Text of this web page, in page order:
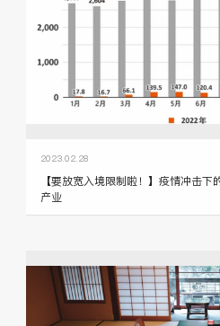
2023.02.28
【要放宽入境限制啦！】疫情冲击下
产业